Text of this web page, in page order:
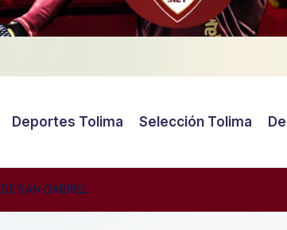
Deportes Tolima Selección Tolima
SAN GABRIEL